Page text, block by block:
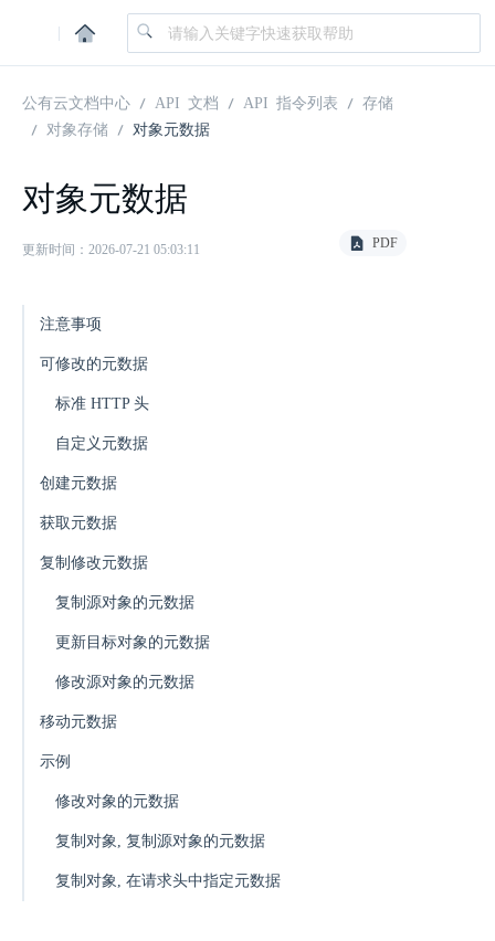
|
公有云文档中心 API 文档 API 指令列表
存储
对象存储
对象元数据
对象元数据
更新时间：2026-07-21 05:03:11 PDF
注意事项
可修改的元数据
标准 HTTP 头
自定义元数据
创建元数据
获取元数据
复制修改元数据
复制源对象的元数据
更新目标对象的元数据
修改源对象的元数据
移动元数据
示例
修改对象的元数据
复制对象, 复制源对象的元数据
复制对象, 在请求头中指定元数据